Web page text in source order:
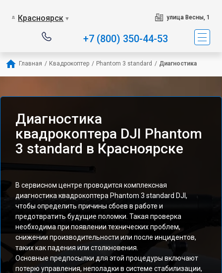
Красноярск ▼ улица Весны, 1
+7 (800) 350-44-53
Главная / Квадрокоптер / Phantom 3 standard / Диагностика
Диагностика
квадрокоптера DJI Phantom
3 standard в Красноярске
В сервисном центре проводится комплексная
диагностика квадрокоптера Phantom 3 standard DJI,
чтобы определить причины сбоев в работе и
предотвратить будущие поломки. Такая проверка
необходима при появлении технических проблем,
снижении производительности или после инцидентов,
таких как падения или столкновения.
Основные предпосылки для этой процедуры включают
потерю управления, неполадки в системе стабилизации,